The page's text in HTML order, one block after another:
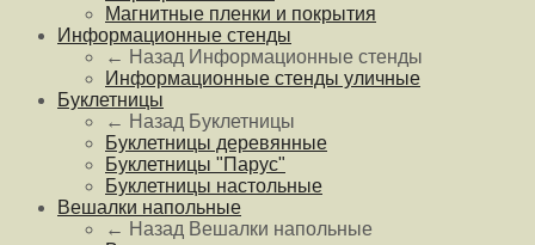
Магнитные пленки и покрытия
Информационные стенды
← Назад Информационные стенды
Информационные стенды уличные
Буклетницы
← Назад Буклетницы
Буклетницы деревянные
Буклетницы "Парус"
Буклетницы настольные
Вешалки напольные
← Назад Вешалки напольные